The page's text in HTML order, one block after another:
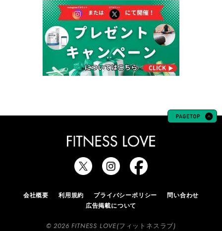
会社概要 利用規約 プライバシーポリシー
問い合わせ
広告掲載について
© 2026 FITNESS LOVE(フィットネスラブ)